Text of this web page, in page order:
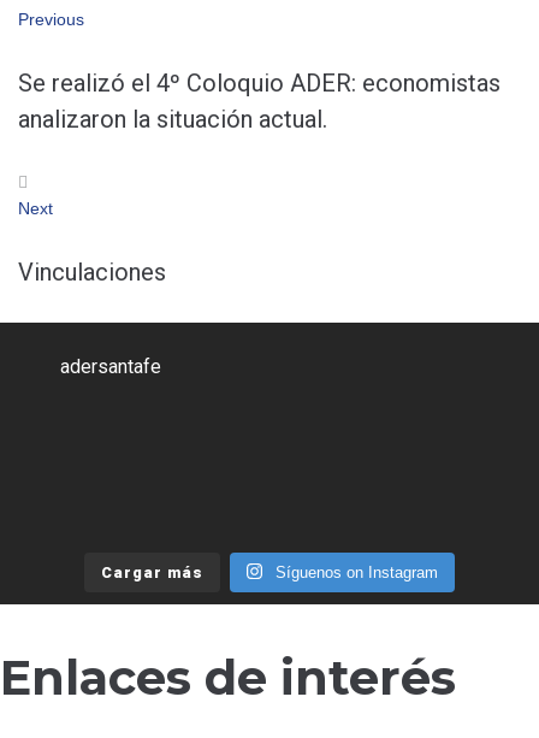
de
entradas
Previous
Se realizó el 4º Coloquio ADER: economistas
analizaron la situación actual.
Next
Next
Vinculaciones
adersantafe
Cargar más Síguenos on Instagram
Enlaces de interés